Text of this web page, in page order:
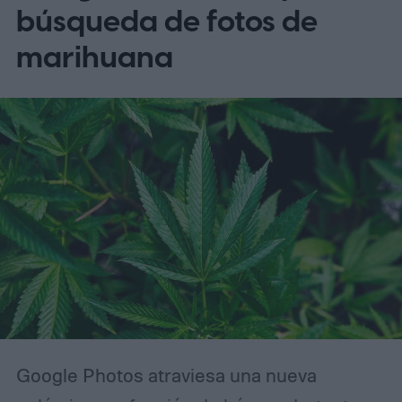
búsqueda de fotos de
marihuana
Google Photos atraviesa una nueva